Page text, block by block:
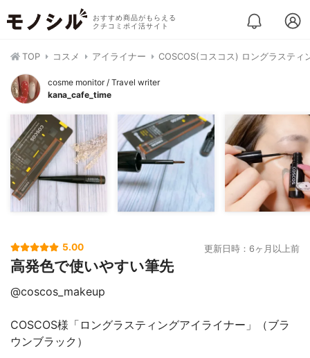
おすすめ商品がもらえる
クチコミポイ活サイト
TOP コスメ アイライナー COSCOS(コスコス) ロングラスティ
cosme monitor / Travel writer
kana_cafe_time
5.00 更新日時：6ヶ月以上前
高発色で使いやすい筆先
@coscos_makeup
COSCOS様「ロングラスティングアイライナー」（ブラ
ウンブラック）